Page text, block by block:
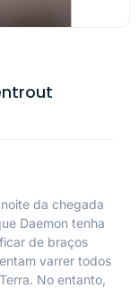
da chegada
Daemon tenha
de braços
varrer todos
No entanto,